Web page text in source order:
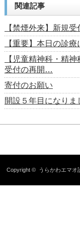
関連記事
【禁煙外来】新規
【重要】本日の診療
【児童精神科・精
受付の再開…
寄付のお願い
開設５年目になりま
Copyright © うらかわエマオ